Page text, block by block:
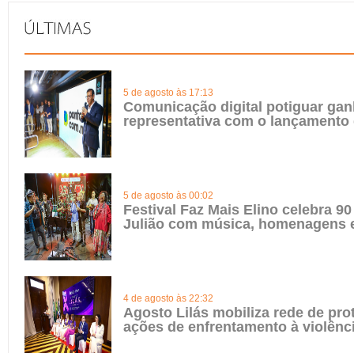
5 de agosto às 17:13
Comunicação digital potiguar
representativa com o lançamento
5 de agosto às 00:02
Festival Faz Mais Elino celebra
Julião com música, homenagens
4 de agosto às 22:32
Agosto Lilás mobiliza rede de
ações de enfrentamento à